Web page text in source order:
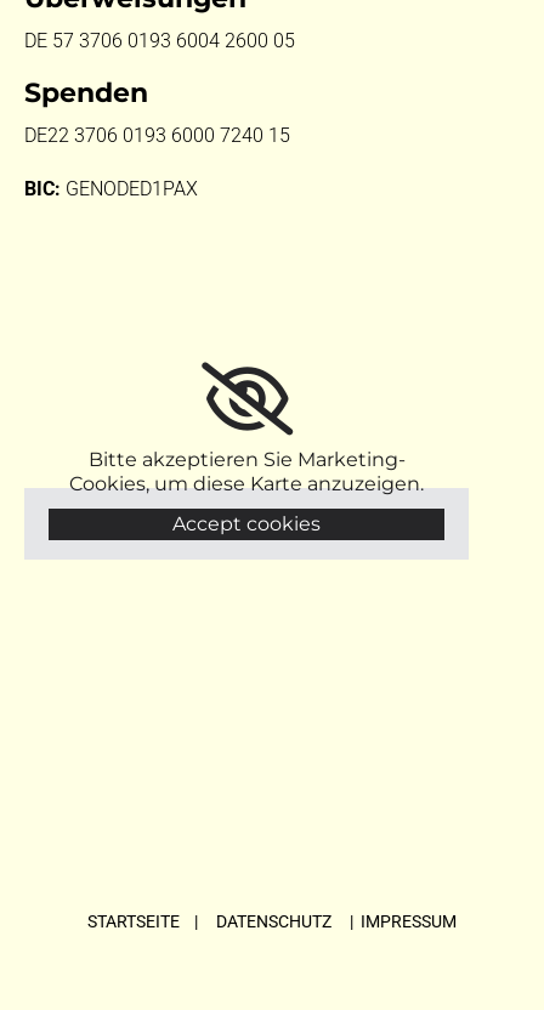
DE 57 3706 0193 6004 2600 05
Spenden
DE22 3706 0193 6000 7240 15
BIC: GENODED1PAX
Bitte akzeptieren Sie Marketing-
Cookies, um diese Karte anzuzeigen.
Accept cookies
STARTSEITE | DATENSCHUTZ | IMPRESSUM